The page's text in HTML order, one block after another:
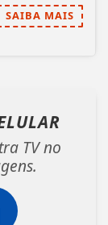
SAIBA MAIS
TV no